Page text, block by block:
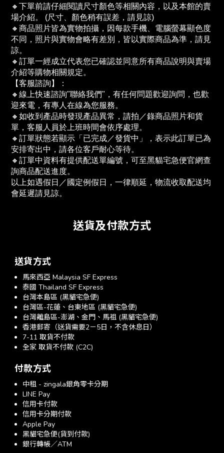
🔸下單前請仔細閱讀尺寸顏色等相關內容，以及本館的賣
場介紹。 (尺寸、顏色稍有誤差，請見諒)
🔸商品照片皆為實物拍攝，因每款手機、電腦螢幕顯色度
不同，照片與實物會略有差別，皆以實際商品為準，請見
諒。
🔸訂單一經成立代表您已確認並同意所有商品說明與賣場
介紹等購物相關規定。
【客服諮詢】：
🔸線上快速諮詢"聯絡我們"，有任何問題歡迎詢問，也歡
迎來電，有專人在線為您服務。
🔸如收到產品時發現產品異常，請拍／錄商品照片和貨
單，客服人員於上班時間會依序處理。
🔸訂單狀態若顯示「已完成／發貨中」，表示此訂單已為
安排寄出中，請各位客戶耐心等待。
🔸訂單中資料有提供配送單編號，可至黑貓宅急便官網查
詢商品配送進度。
以上如遇假日／國定例假日，一律順延，物流收取配送均
會延遲請見諒。
送貨及付款方式
送貨方式
馬來西亞 Malaysia SF Express
泰國 Thailand SF Express
台灣本島區 (黑貓宅急便)
台灣區-花蓮、台東地區 (黑貓宅急便)
台灣離島區-澎湖、金門、馬祖 (黑貓宅急便)
香港郵寄（送貨需要2－5日，不含休息日）
7-11 取貨不付款
全家 取貨不付款 (C2C)
付款方式
中租 - zingala銀角零卡分期
LINE Pay
信用卡付款
信用卡分期付款
Apple Pay
黑貓宅急便(貨到付款)
銀行轉帳／ATM